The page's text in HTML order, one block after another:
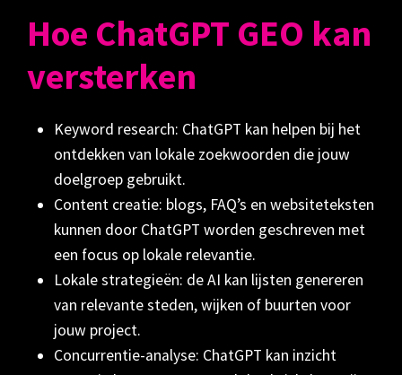
Hoe ChatGPT GEO kan
versterken
Keyword research: ChatGPT kan helpen bij het
ontdekken van lokale zoekwoorden die jouw
doelgroep gebruikt.
Content creatie: blogs, FAQ’s en websiteteksten
kunnen door ChatGPT worden geschreven met
een focus op lokale relevantie.
Lokale strategieën: de AI kan lijsten genereren
van relevante steden, wijken of buurten voor
jouw project.
Concurrentie-analyse: ChatGPT kan inzicht